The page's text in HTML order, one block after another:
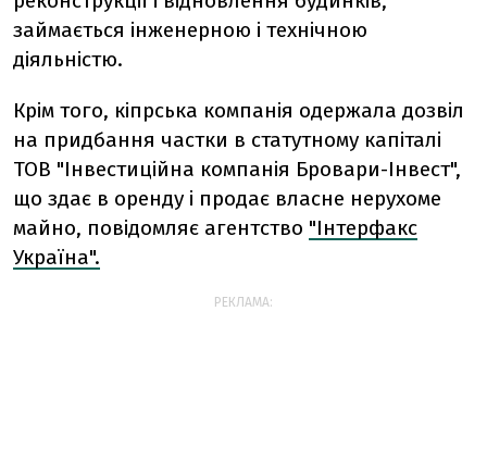
займається інженерною і технічною
діяльністю.
Крім того, кіпрська компанія одержала дозвіл
на придбання частки в статутному капіталі
ТОВ "Інвестиційна компанія Бровари-Інвест",
що здає в оренду і продає власне нерухоме
майно, повідомляє агентство "Інтерфакс
Україна".
РЕКЛАМА: